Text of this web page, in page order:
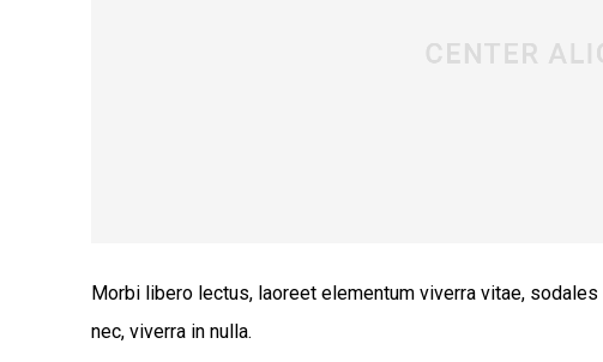
Morbi libero lectus, laoreet elementum viverra vitae,
nec, viverra in nulla.